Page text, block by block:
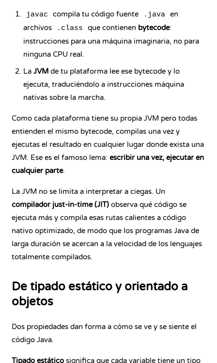
javac compila tu código fuente .java en
archivos
.class que contienen bytecode:
instrucciones para una máquina imaginaria, no para
ninguna CPU real.
La JVM de tu plataforma lee ese bytecode y lo
ejecuta, traduciéndolo a instrucciones máquina
nativas sobre la marcha.
Como cada plataforma tiene su propia JVM pero todas
entienden el mismo bytecode, compilas una vez y
ejecutas el resultado en cualquier lugar donde exista una
JVM. Ese es el famoso lema: escribir una vez, ejecutar en
cualquier parte.
La JVM no se limita a interpretar a ciegas. Un
compilador just-in-time (JIT) observa qué código se
ejecuta más y compila esas rutas calientes a código
nativo optimizado, de modo que los programas Java de
larga duración se acercan a la velocidad de los lenguajes
totalmente compilados.
De tipado estático y orientado a
objetos
Dos propiedades dan forma a cómo se ve y se siente el
código Java.
Tipado estático significa que cada variable tiene un tipo